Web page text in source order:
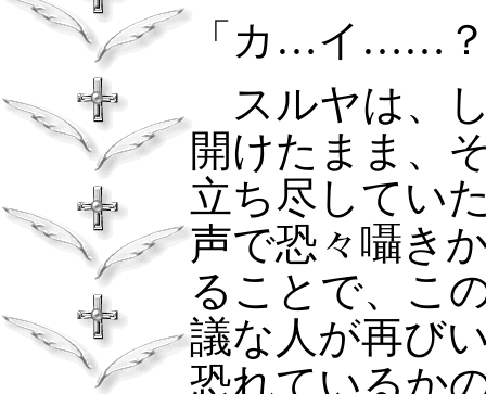
「カ…イ……
スルヤは、
開けたまま、
立ち尽してい
声で恐々囁き
ることで、こ
議な人が再び
恐れているか